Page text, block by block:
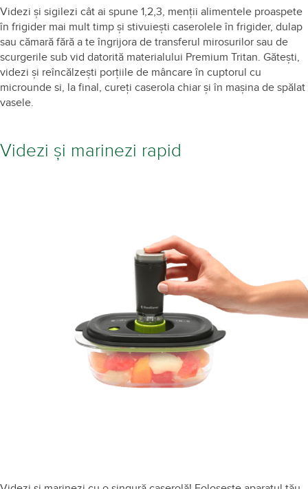
Videzi și sigilezi cât ai spune 1,2,3, menții alimentele proaspete
în frigider mai mult timp și stivuiești caserolele în frigider, dulap
sau cămară fără a te îngrijora de transferul mirosurilor sau de
scurgerile sub vid datorită materialului Premium Tritan. Gătești,
videzi și reîncălzești porțiile de mâncare în cuptorul cu
microunde si, la final, cureți caserola chiar și în mașina de spălat
vasele.
Videzi și marinezi rapid